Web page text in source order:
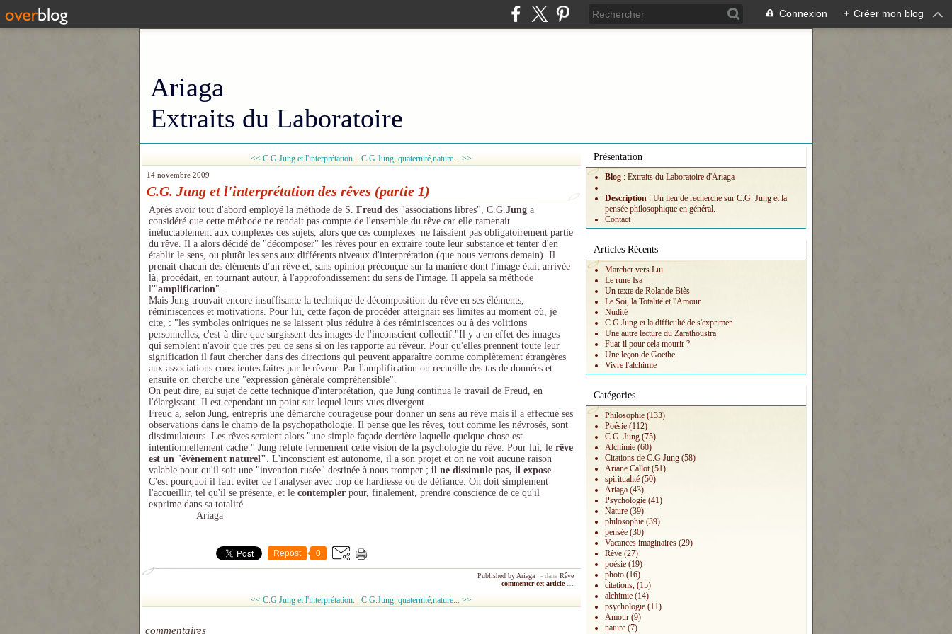
Connexion + Créer mon blog
Ariaga
Extraits du Laboratoire
<< C.G.Jung et l'interprétation... C.G.Jung, quaternité,nature... >>
14 novembre 2009
C.G. Jung et l'interprétation des rêves (partie 1)
Après avoir tout d'abord employé la méthode de S. Freud des "associations libres", C.G.Jung a
considéré que cette méthode ne rendait pas compte de l'ensemble du rêve car elle ramenait
inéluctablement aux complexes des sujets, alors que ces complexes ne faisaient pas obligatoirement partie
du rêve. Il a alors décidé de "décomposer" les rêves pour en extraire toute leur substance et tenter d'en
établir le sens, ou plutôt les sens aux différents niveaux d'interprétation (que nous verrons demain). Il
prenait chacun des éléments d'un rêve et, sans opinion préconçue sur la manière dont l'image était arrivée
là, procédait, en tournant autour, à l'approfondissement du sens de l'image. Il appela sa méthode
l'"amplification".
Mais Jung trouvait encore insuffisante la technique de décomposition du rêve en ses éléments,
réminiscences et motivations. Pour lui, cette façon de procéder atteignait ses limites au moment où, je
cite, : "les symboles oniriques ne se laissent plus réduire à des réminiscences ou à des volitions
personnelles, c'est-à-dire que surgissent des images de l'inconscient collectif."Il y a en effet des images
qui semblent n'avoir que très peu de sens si on les rapporte au rêveur. Pour qu'elles prennent toute leur
signification il faut chercher dans des directions qui peuvent apparaître comme complètement étrangères
aux associations conscientes faites par le rêveur. Par l'amplification on recueille des tas de données et
ensuite on cherche une "expression générale compréhensible".
On peut dire, au sujet de cette technique d'interprétation, que Jung continua le travail de Freud, en
l'élargissant. Il est cependant un point sur lequel leurs vues divergent.
Freud a, selon Jung, entrepris une démarche courageuse pour donner un sens au rêve mais il a effectué ses
observations dans le champ de la psychopathologie. Il pense que les rêves, tout comme les névrosés, sont
dissimulateurs. Les rêves seraient alors "une simple façade derrière laquelle quelque chose est
intentionnellement caché." Jung réfute fermement cette vision de la psychologie du rêve. Pour lui, le rêve
est un "évènement naturel". L'inconscient est autonome, il a son projet et on ne voit aucune raison
valable pour qu'il soit une "invention rusée" destinée à nous tromper ; il ne dissimule pas, il expose.
C'est pourquoi il faut éviter de l'analyser avec trop de hardiesse ou de défiance. On doit simplement
l'accueillir, tel qu'il se présente, et le contempler pour, finalement, prendre conscience de ce qu'il
exprime dans sa totalité.
Ariaga
Repost 0
Published by Ariaga - dans Rêve
commenter cet article
<< C.G.Jung et l'interprétation... C.G.Jung, quaternité,nature... >>
commentaires
Présentation
Blog : Extraits du Laboratoire d'Ariaga
Description : Un lieu de recherche sur C.G. Jung et la
pensée philosophique en général.
Contact
Articles Récents
Marcher vers Lui
Le rune Isa
Un texte de Rolande Biès
Le Soi, la Totalité et l'Amour
Nudité
C.G.Jung et la difficulté de s'exprimer
Une autre lecture du Zarathoustra
Fuat-il pour cela mourir ?
Une leçon de Goethe
Vivre l'alchimie
Catégories
Philosophie (133)
Poésie (112)
C.G. Jung (75)
Alchimie (60)
Citations de C.G.Jung (58)
Ariane Callot(51)
spiritualité (50)
Ariaga (43)
Psychologie (41)
Nature (39)
philosophie (39)
pensée (30)
Vacances imaginaires (29)
Rêve (27)
poésie (19)
photo (16)
citations, (15)
alchimie (14)
psychologie (11)
Amour (9)
nature (7)